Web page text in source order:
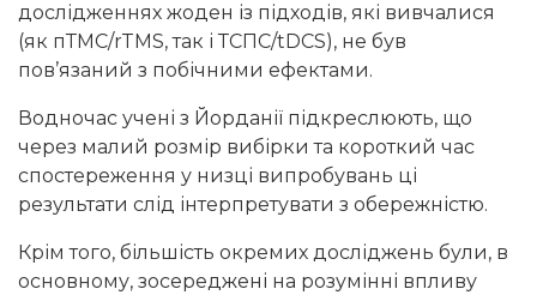
дослідженнях жоден із підходів, які вивчалися
(як пТМС/rTMS, так і ТСПС/tDCS), не був
пов’язаний з побічними ефектами.
Водночас учені з Йорданії підкреслюють, що
через малий розмір вибірки та короткий час
спостереження у низці випробувань ці
результати слід інтерпретувати з обережністю.
Крім того, більшість окремих досліджень були, в
основному, зосереджені на розумінні впливу